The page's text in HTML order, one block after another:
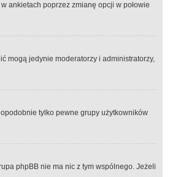
ankietach poprzez zmianę opcji w połowie
mogą jedynie moderatorzy i administratorzy,
tylko pewne grupy użytkowników
phpBB nie ma nic z tym wspólnego. Jeżeli